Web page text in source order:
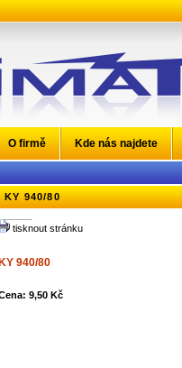
O firmě Kde nás najdete
KY 940/80
tisknout stránku
KY 940/80
9,50 Kč